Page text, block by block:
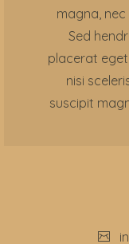
magna,
Sed
placerat eget
nisi
suscipit